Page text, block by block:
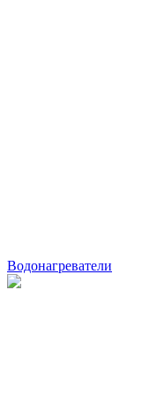
Водонагреватели